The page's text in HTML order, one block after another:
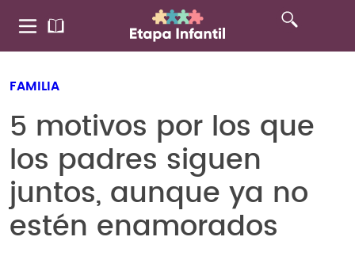
FAMILIA
5 motivos por los que
los padres siguen
juntos, aunque ya no
estén enamorados